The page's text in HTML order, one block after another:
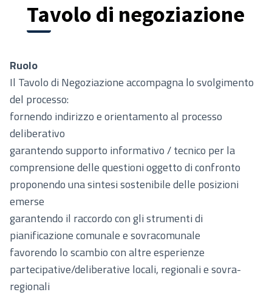
Tavolo di negoziazione
Ruolo
Il Tavolo di Negoziazione accompagna lo svolgimento
del processo:
fornendo indirizzo e orientamento al processo
deliberativo
garantendo supporto informativo / tecnico per la
comprensione delle questioni oggetto di confronto
proponendo una sintesi sostenibile delle posizioni
emerse
garantendo il raccordo con gli strumenti di
pianificazione comunale e sovracomunale
favorendo lo scambio con altre esperienze
partecipative/deliberative locali, regionali e sovra-
regionali